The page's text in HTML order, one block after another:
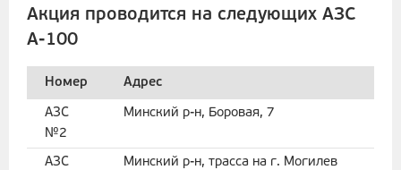
Акция проводится на следующих АЗС
А-100
Номер Адрес
АЗС
№2
Минский р-н, Боровая, 7
АЗС
Минский р-н, трасса на г. Могилев